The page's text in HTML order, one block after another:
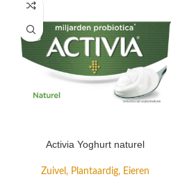
Activia Yoghurt naturel
Zuivel, Plantaardig, Eieren